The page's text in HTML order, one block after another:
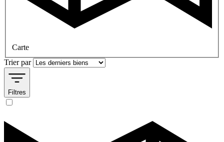
Carte
Trier par
Filtres